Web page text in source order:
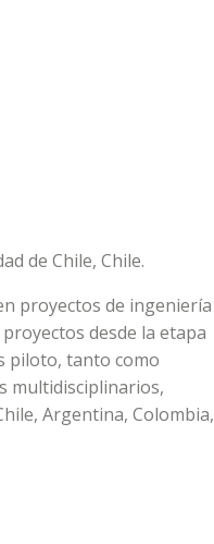
de Chile, Chile.
proyectos de ingeniería
desde la etapa
piloto, tanto como
multidisciplinarios,
Argentina, Colombia,